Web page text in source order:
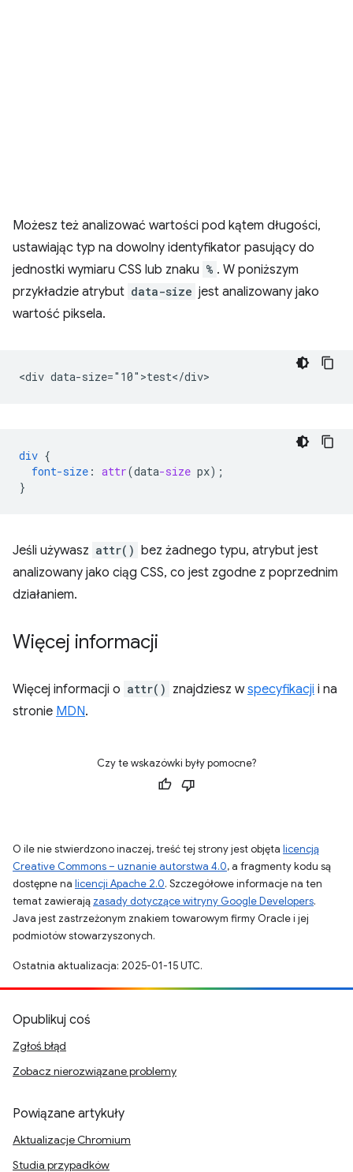
Możesz też analizować wartości pod kątem długości,
ustawiając typ na dowolny identyfikator pasujący do
jednostki wymiaru CSS lub znaku % . W poniższym
przykładzie atrybut data-size jest analizowany jako
wartość piksela.
div {
font-size : attr(data-size px);
}
Jeśli używasz attr() bez żadnego typu, atrybut jest
analizowany jako ciąg CSS, co jest zgodne z poprzednim
działaniem.
Więcej informacji
Więcej informacji o attr() znajdziesz wspecyfikacji i na
stronie MDN.
Czy te wskazówki były pomocne?
O ile nie stwierdzono inaczej, treść tej strony jest objęta licencją
Creative Commons – uznanie autorstwa 4.0, a fragmenty kodu są
dostępne na licencji Apache 2.0. Szczegółowe informacje na ten
temat zawierają zasady dotyczące witryny Google Developers.
Java jest zastrzeżonym znakiem towarowym firmy Oracle i jej
podmiotów stowarzyszonych.
Ostatnia aktualizacja: 2025-01-15 UTC.
Opublikuj coś
Zgłoś błąd
Zobacz nierozwiązane problemy
Powiązane artykuły
Aktualizacje Chromium
Studia przypadków